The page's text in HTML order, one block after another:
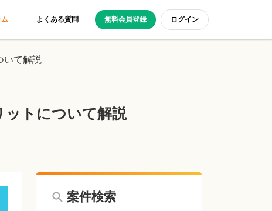
ム よくある質問 無料会員登録 ログイン
いて解説
ットについて解説
案件検索